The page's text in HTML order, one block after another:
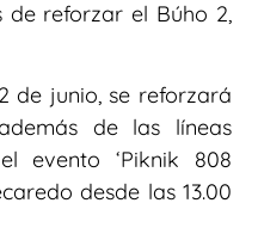
de reforzar el Búho 2,
de junio, se reforzará
de las líneas
evento ‘Piknik 808
desde las 13.00